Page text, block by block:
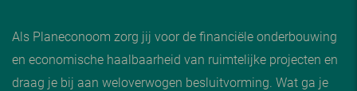
Als Planeconoom zorg jij voor de financiële onderbouwing
en economische haalbaarheid van ruimtelijke projecten en
draag je bij aan weloverwogen besluitvorming. Wat ga je